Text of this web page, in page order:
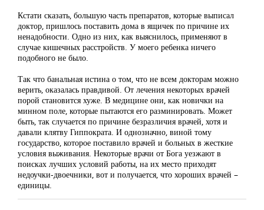
Кстати сказать, большую часть препаратов, которые выписал
доктор, пришлось поставить дома в ящичек по причине их
ненадобности. Одно из них, как выяснилось, применяют в
случае кишечных расстройств. У моего ребенка ничего
подобного не было.
Так что банальная истина о том, что не всем докторам можно
верить, оказалась правдивой. От лечения некоторых врачей
порой становится хуже. В медицине они, как новички на
минном поле, которые пытаются его разминировать. Может
быть, так случается по причине безразличия врачей, хотя и
давали клятву Гиппократа. И однозначно, виной тому
государство, которое поставило врачей и больных в жесткие
условия выживания. Некоторые врачи от Бога уезжают в
поисках лучших условий работы, на их место приходят
недоучки-двоечники, вот и получается, что хороших врачей –
единицы.